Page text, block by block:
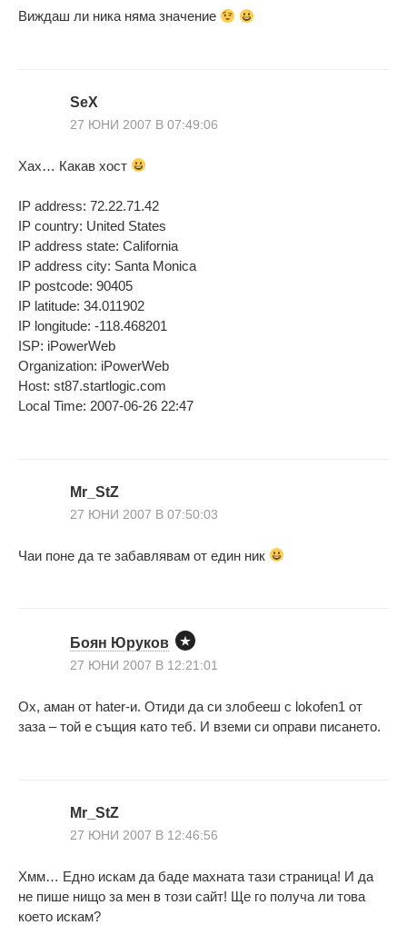
Виждаш ли ника няма значение
SeX
27 ЮНИ 2007 В 07:49:06
Xax… Какав хост
IP address: 72.22.71.42
IP country: United States
IP address state: California
IP address city: Santa Monica
IP postcode: 90405
IP latitude: 34.011902
IP longitude: -118.468201
ISP: iPowerWeb
Organization: iPowerWeb
Host: st87.startlogic.com
Local Time: 2007-06-26 22:47
Mr_StZ
27 ЮНИ 2007 В 07:50:03
Чаи поне да те забавлявам от един ник
Боян Юруков
27 ЮНИ 2007 В 12:21:01
Ох, аман от hater-и. Отиди да си злобееш с lokofen1 от
заза – той е същия като теб. И вземи си оправи писането.
Mr_StZ
27 ЮНИ 2007 В 12:46:56
Хмм… Едно искам да баде махната тази страница! И да
не пише нищо за мен в този сайт! Ще го получа ли това
което искам?